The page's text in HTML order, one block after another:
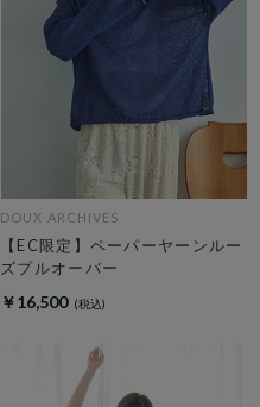
DOUX ARCHIVES
【EC限定】ペーパーヤーンルー
ズプルオーバー
￥16,500